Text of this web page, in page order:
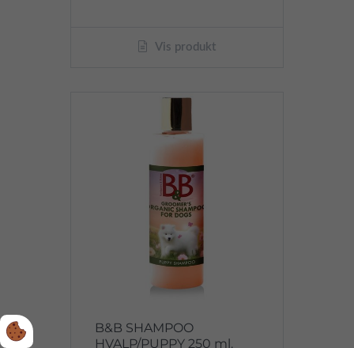
Vis produkt
B&B SHAMPOO
HVALP/PUPPY 250 ml.